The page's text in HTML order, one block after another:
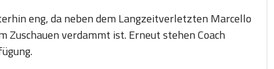
eng, da neben dem Langzeitverletzten Marcello
Zuschauen verdammt ist. Erneut stehen Coach